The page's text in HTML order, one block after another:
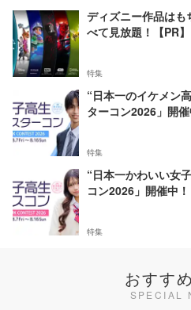
ディズニー作品は
べて見放題！【PR】
特集
“日本一のイケメン
ターコン2026」開催
特集
“日本一かわいい女
コン2026」開催中！
特集
おすす
SPECIAL